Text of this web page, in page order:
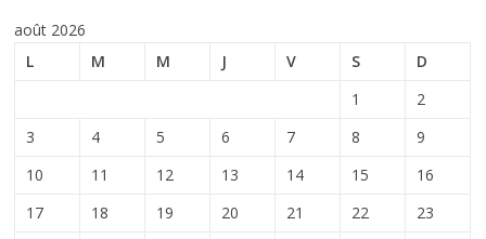
août 2026
L
M M J V S
D
1
2
3
4 5 6 7 8
9
10
11 12 13 14 15
16
17
18 19 20 21 22
23